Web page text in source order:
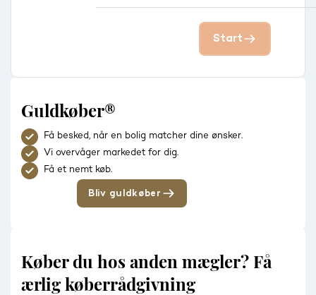
Start
Guldkøber®
Få besked, når en bolig matcher dine ønsker.
Vi overvåger markedet for dig.
Få et nemt køb.
Bliv guldkøber
Køber du hos anden mægler? Få
ærlig køberrådgivning